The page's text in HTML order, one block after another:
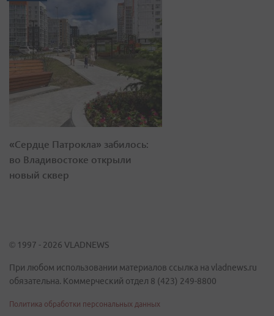
«Сердце Патрокла» забилось:
во Владивостоке открыли
новый сквер
© 1997 - 2026 VLADNEWS
При любом использовании материалов ссылка на vladnews.ru
обязательна. Коммерческий отдел 8 (423) 249-8800
Политика обработки персональных данных